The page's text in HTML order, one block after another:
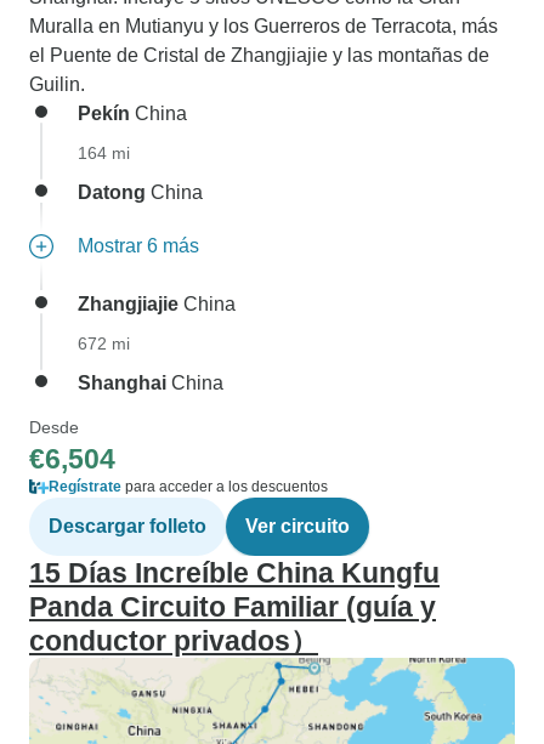
Muralla en Mutianyu y los Guerreros de Terracota, más
el Puente de Cristal de Zhangjiajie y las montañas de
Guilin.
Pekín China
164 mi
Datong China
Mostrar 6 más
Zhangjiajie China
672 mi
Shanghai China
Desde
€6,504
Regístrate para acceder a los descuentos
Descargar folleto Ver circuito
15 Días Increíble China Kungfu
Panda Circuito Familiar (guía y
conductor privados）